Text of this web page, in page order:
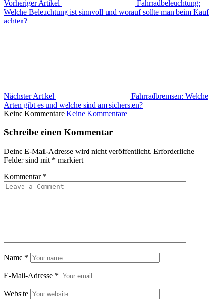
Vorheriger Artikel
Fahrradbeleuchtung:
Welche Beleuchtung ist sinnvoll und worauf sollte man beim Kauf
achten?
Nächster Artikel
Fahrradbremsen: Welche
Arten gibt es und welche sind am sichersten?
Keine Kommentare Keine Kommentare
Schreibe einen Kommentar
Deine E-Mail-Adresse wird nicht veröffentlicht. Erforderliche
Felder sind mit * markiert
Kommentar *
Name *
E-Mail-Adresse *
Website